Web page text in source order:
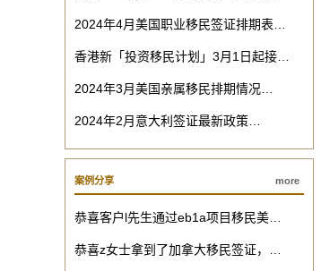
2024年4月美国职业移民签证排期表…
香港新「投资移民计划」3月1日起接…
2024年3月美国亲属移民排期情况…
2024年2月意大利签证最新政策…
案例分享 more
恭喜客户l先生通过eb1a项目移民美…
恭喜z女士拿到了加拿大移民签证，…